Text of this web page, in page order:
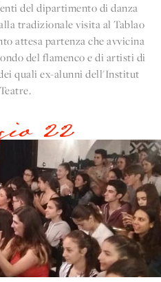
del dipartimento di danza
tradizionale visita al Tablao
attesa partenza che avvicina
del flamenco e di artisti di
quali ex-alunni dell'Institut
22